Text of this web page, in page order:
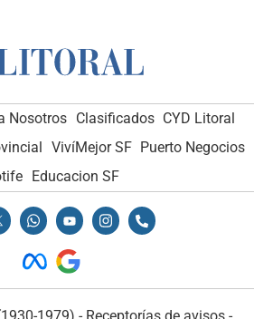
Nosotros Clasificados CYD Litoral
VivíMejor SF Puerto Negocios
Educacion SF